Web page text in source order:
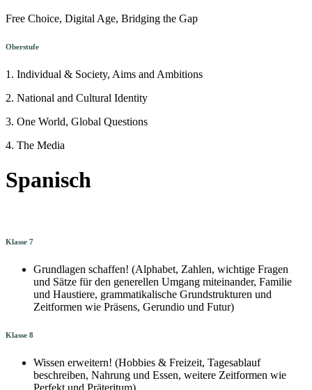
Free Choice, Digital Age, Bridging the Gap
Oberstufe
1. Individual & Society, Aims and Ambitions
2. National and Cultural Identity
3. One World, Global Questions
4. The Media
Spanisch
Klasse 7
Grundlagen schaffen! (Alphabet, Zahlen, wichtige Fragen
und Sätze für den generellen Umgang miteinander, Familie
und Haustiere, grammatikalische Grundstrukturen und
Zeitformen wie Präsens, Gerundio und Futur)
Klasse 8
Wissen erweitern! (Hobbies & Freizeit, Tagesablauf
beschreiben, Nahrung und Essen, weitere Zeitformen wie
Perfekt und Präteritum)